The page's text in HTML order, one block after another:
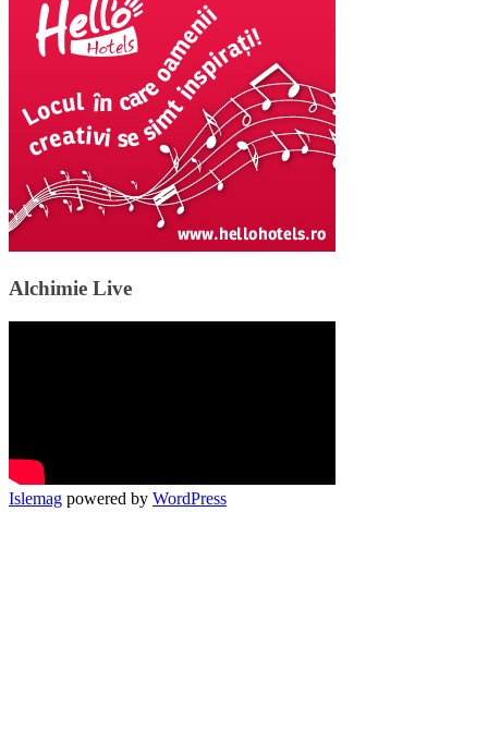
Alchimie Live
Islemag powered by WordPress